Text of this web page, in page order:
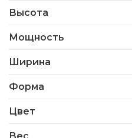
Высота
Мощность
Ширина
Форма
Цвет